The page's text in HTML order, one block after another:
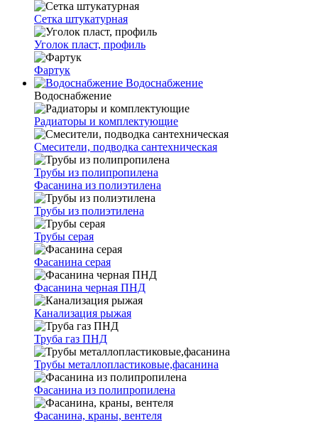
Сетка штукатурная
Уголок пласт, профиль
Фартук
Водоснабжение
Водоснабжение
Радиаторы и комплектующие
Смесители, подводка сантехническая
Трубы из полипропилена
Фасанина из полиэтилена
Трубы из полиэтилена
Трубы серая
Фасанина серая
Фасанина черная ПНД
Канализация рыжая
Труба газ ПНД
Трубы металлопластиковые,фасанина
Фасанина из полипропилена
Фасанина, краны, вентеля